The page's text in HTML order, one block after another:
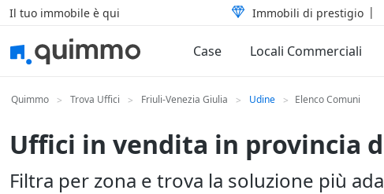
Il tuo immobile è qui Immobili di prestigio
Case Locali Commerciali
Quimmo > Trova Uffici > Friuli-Venezia Giulia > Udine > Elenco Comuni
Uffici in vendita in provincia
Filtra per zona e trova la soluzione più